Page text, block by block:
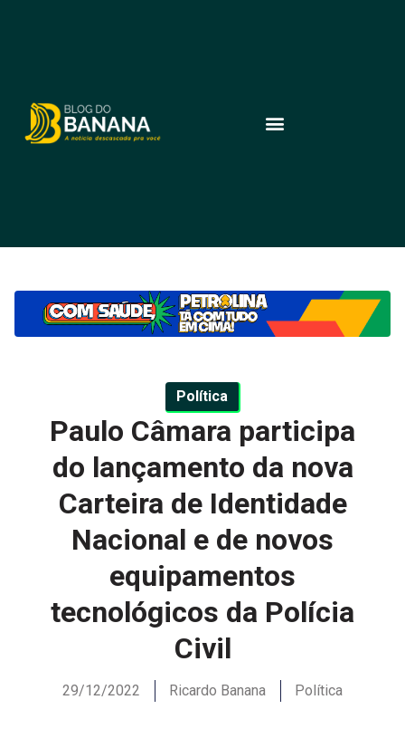
Política
Paulo Câmara participa
do lançamento da nova
Carteira de Identidade
Nacional e de novos
equipamentos
tecnológicos da Polícia
Civil
29/12/2022 Ricardo Banana Política